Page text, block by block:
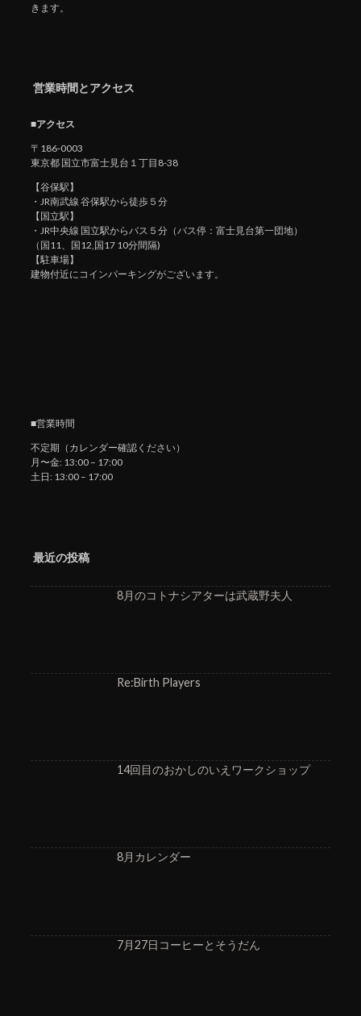
きます。
営業時間とアクセス
■アクセス
〒186-0003
東京都 国立市富士見台１丁目8-38
【谷保駅】
・JR南武線 谷保駅から徒歩５分
【国立駅】
・JR中央線 国立駅からバス５分（バス停：富士見台第一団地）
（国11、国12,国17 10分間隔)
【駐車場】
建物付近にコインパーキングがございます。
■営業時間
不定期（カレンダー確認ください）
月〜金: 13:00 – 17:00
土日: 13:00 – 17:00
最近の投稿
8月のコトナシアターは武蔵野夫人
Re:Birth Players
14回目のおかしのいえワークショップ
8月カレンダー
7月27日コーヒーとそうだん